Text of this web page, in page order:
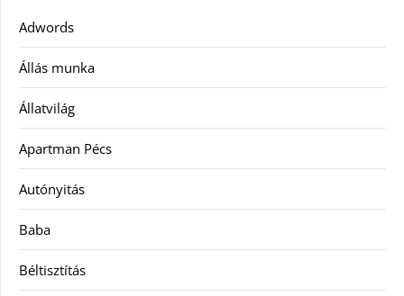
Adwords
Állás munka
Állatvilág
Apartman Pécs
Autónyitás
Baba
Béltisztítás